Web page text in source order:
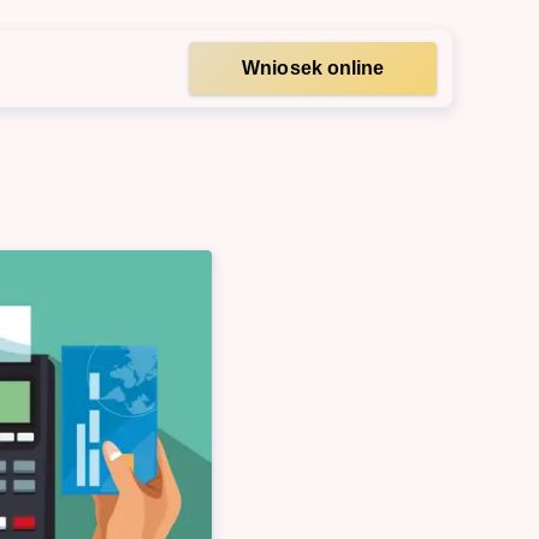
Wniosek online
firm
ZUS i US
dla firm